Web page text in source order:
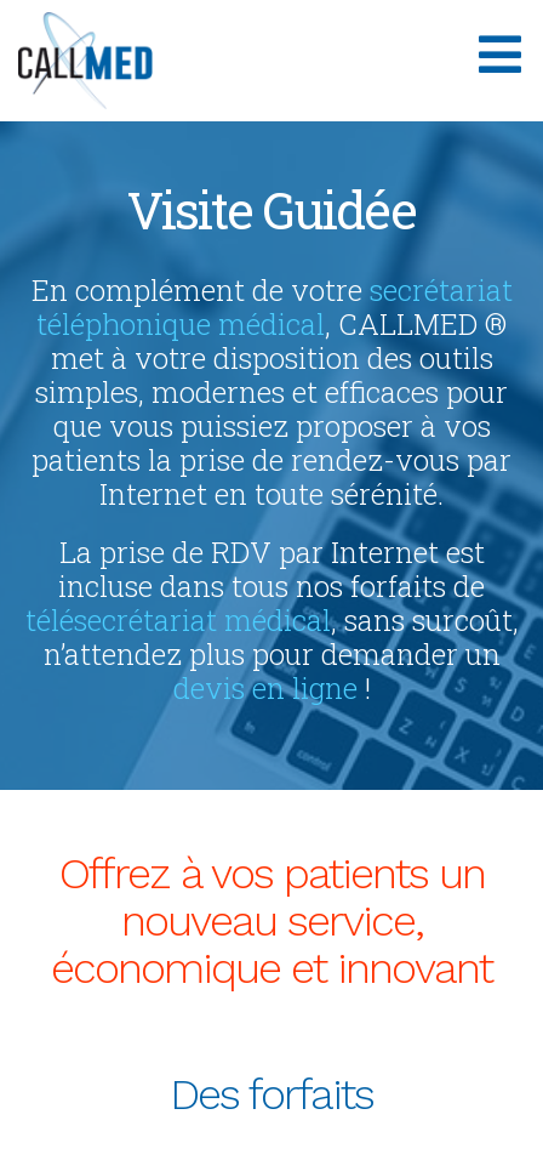
contenu
Visite Guidée
En complément de votresecrétariat
téléphonique médical, CALLMED ®
met à votre disposition des outils
simples, modernes et efficaces pour
que vous puissiez proposer à vos
patients la prise de rendez-vous par
Internet en toute sérénité.
La prise de RDV par Internet est
incluse dans tous nos forfaits de
télésecrétariat médical, sans surcoût,
n’attendez plus pour demander un
devis en ligne !
Offrez à vos patients un
nouveau service,
économique et innovant
Des forfaits